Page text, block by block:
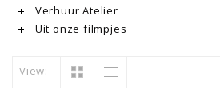
Verhuur Atelier
Uit onze filmpjes
View: